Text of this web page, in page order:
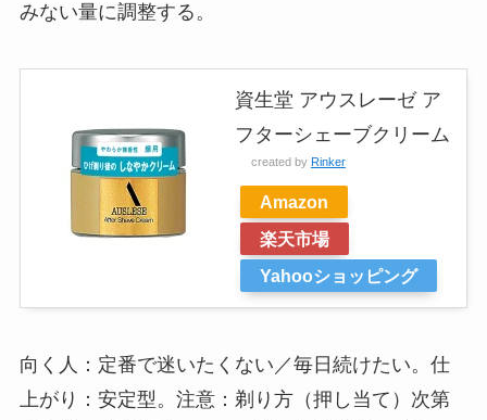
みない量に調整する。
資生堂 アウスレーゼ ア
フターシェーブクリーム
created by Rinker
Amazon
楽天市場
Yahooショッピング
向く人：定番で迷いたくない／毎日続けたい。仕
上がり：安定型。注意：剃り方（押し当て）次第